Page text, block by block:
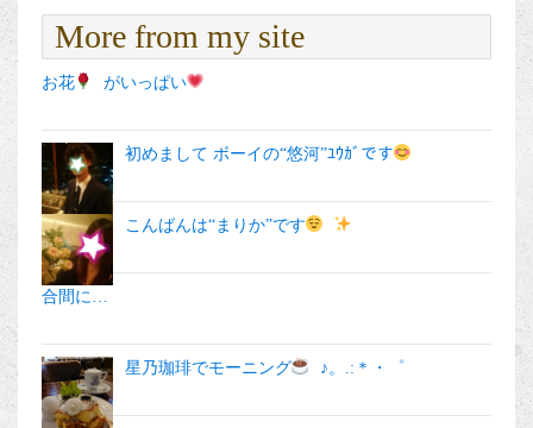
More from my site
お花 がいっぱい
初めまして ボーイの“悠河”ﾕｳｶﾞです
こんばんは“まりか”です
合間に…
星乃珈琲でモーニング ♪。.:＊・゜